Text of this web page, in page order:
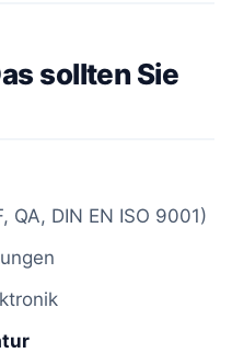
sollten Sie
QA, DIN EN ISO 9001)